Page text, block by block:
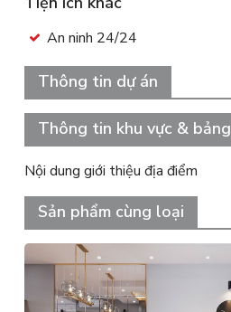
An ninh 24/24
Thông tin dự án
Thông tin khu vực &
Nội dung giới thiệu địa điểm
Sản phẩm cùng loại